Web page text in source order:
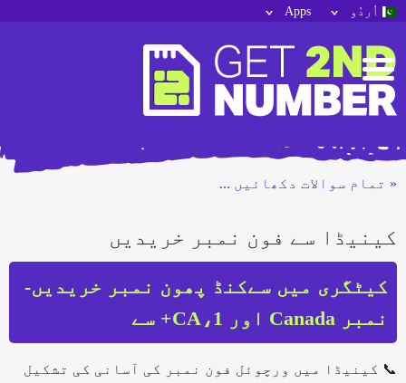
اُردُو Apps
« تمام سوالات دکھائیں ...
کینیڈا سے فون نمبر خریدیں
کیٹگری میں سےکنڈ پھون نمبر خریدیں-
نمبر Canada اور CA،1+ سے
📞 کینیڈا میں ورچوئل فون نمبر کی آسانی کی تشکیل